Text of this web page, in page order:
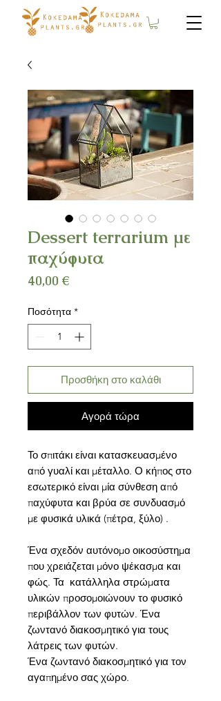
Dessert terrarium με
παχύφυτα
40,00 €Τιμή
Ποσότητα *
Προσθήκη στο καλάθι
Αγορά τώρα
Το σπιτάκι είναι κατασκευασμένο
από γυαλί και μέταλλο. Ο κήπος στο
εσωτερικό είναι μία σύνθεση από
παχύφυτα και βρύα σε συνδυασμό
με φυσικά υλικά (πέτρα, ξύλο) .
Ένα σχεδόν αυτόνομο οικοσύστημα
που χρειάζεται μόνο ψέκασμα και
φώς. Τα κατάλληλα στρώματα
υλικών προσομοιώνουν το φυσικό
περιβάλλον των φυτών. Ένα
ζωντανό διακοσμητικό για τους
λάτρεις των φυτών.
Ένα ζωντανό διακοσμητικό για τον
αγαπημένο σας χώρο.